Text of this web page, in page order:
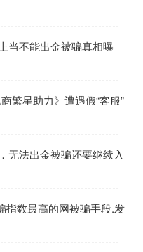
当不能出金被骗真相曝
繁星助力》遭遇假“客服”
无法出金被骗还要继续入
指数最高的网被骗手段,发